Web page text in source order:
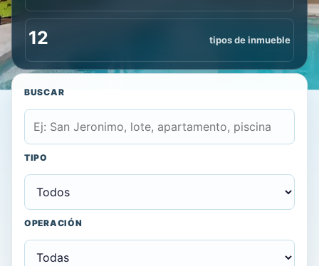
12 tipos de inmueble
BUSCAR
TIPO
OPERACIÓN